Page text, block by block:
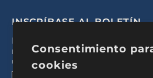
Consentimiento
cookies
INSCRÍBASE AL BOLETÍN
Regístrese para recibir
nuevas experiencias y
usuarios internos